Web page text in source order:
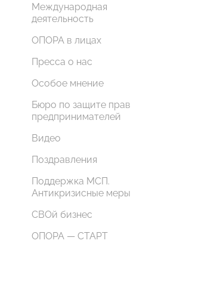
Международная
деятельность
ОПОРА в лицах
Пресса о нас
Особое мнение
Бюро по защите прав
предпринимателей
Видео
Поздравления
Поддержка МСП.
Антикризисные меры
СВОй бизнес
ОПОРА — СТАРТ